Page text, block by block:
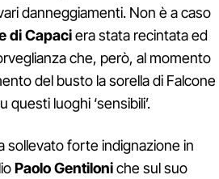
danneggiamenti. Non è a caso
di Capaciera stata recintata ed
che, però, al momento
del busto la sorella di Falcone
luoghi ‘sensibili’.
sollevato forte indignazione in
Paolo Gentiloniche sul suo